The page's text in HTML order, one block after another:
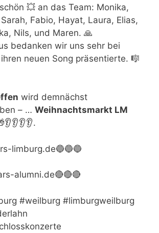
💥 an das Team: Monika,
Fabio, Hayat, Laura, Elias,
Nils, und Maren. 🙏
bedanken wir uns sehr bei
neuen Song präsentierte. 🎼
wird demnächst
– … Weihnachtsmarkt LM
limburg.de🔵🔵🔵
alumni.de🔴🔴🔴
#weilburg #limburgweilburg